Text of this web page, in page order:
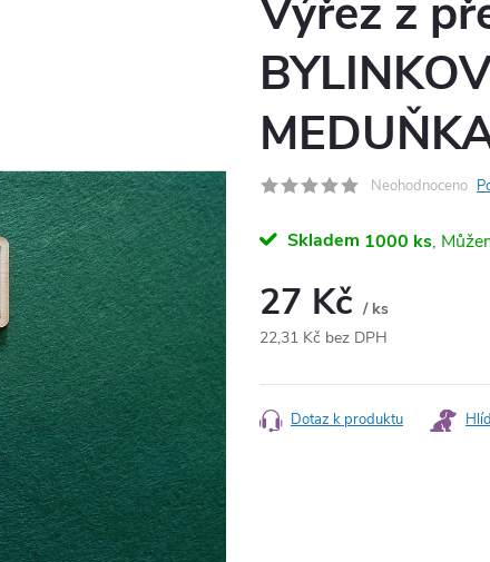
Výřez z
Neohodnoceno
Skladem 1000 ks
27 Kč / ks
22,31 Kč bez DPH
cena:
Dotaz k produktu